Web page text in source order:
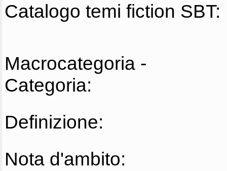
Catalogo temi fiction SBT:
Macrocategoria -
Categoria:
Definizione:
Nota d'ambito: